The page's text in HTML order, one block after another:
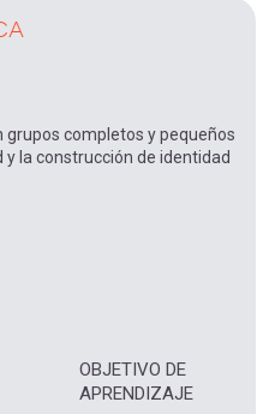
grupos completos y pequeños
la construcción de identidad
OBJETIVO DE
APRENDIZAJE